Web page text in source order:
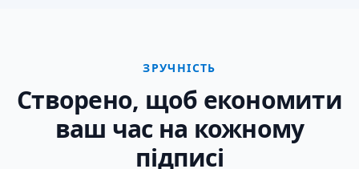
ЗРУЧНІСТЬ
Створено, щоб економити
ваш час на кожному
підписі